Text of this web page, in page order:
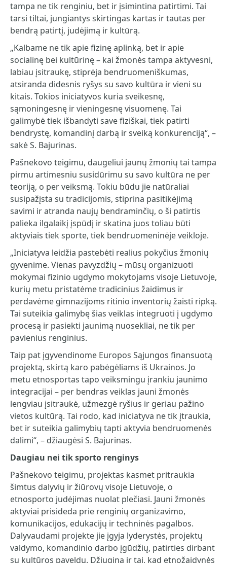
tampa ne tik renginiu, bet ir įsimintina patirtimi. Tai
tarsi tiltai, jungiantys skirtingas kartas ir tautas per
bendrą patirtį, judėjimą ir kultūrą.
„Kalbame ne tik apie fizinę aplinką, bet ir apie
socialinę bei kultūrinę – kai žmonės tampa aktyvesni,
labiau įsitraukę, stiprėja bendruomeniškumas,
atsiranda didesnis ryšys su savo kultūra ir vieni su
kitais. Tokios iniciatyvos kuria sveikesnę,
sąmoningesnę ir vieningesnę visuomenę. Tai
galimybė tiek išbandyti save fiziškai, tiek patirti
bendrystę, komandinį darbą ir sveiką konkurenciją“, –
sakė S. Bajurinas.
Pašnekovo teigimu, daugeliui jaunų žmonių tai tampa
pirmu artimesniu susidūrimu su savo kultūra ne per
teoriją, o per veiksmą. Tokiu būdu jie natūraliai
susipažįsta su tradicijomis, stiprina pasitikėjimą
savimi ir atranda naujų bendraminčių, o ši patirtis
palieka ilgalaikį įspūdį ir skatina juos toliau būti
aktyviais tiek sporte, tiek bendruomeninėje veikloje.
„Iniciatyva leidžia pastebėti realius pokyčius žmonių
gyvenime. Vienas pavyzdžių – mūsų organizuoti
mokymai fizinio ugdymo mokytojams visoje Lietuvoje,
kurių metu pristatėme tradicinius žaidimus ir
perdavėme gimnazijoms ritinio inventorių žaisti ripką.
Tai suteikia galimybę šias veiklas integruoti į ugdymo
procesą ir pasiekti jaunimą nuosekliai, ne tik per
pavienius renginius.
Taip pat įgyvendinome Europos Sąjungos finansuotą
projektą, skirtą karo pabėgėliams iš Ukrainos. Jo
metu etnosportas tapo veiksmingu įrankiu jaunimo
integracijai – per bendras veiklas jauni žmonės
lengviau įsitraukė, užmezgė ryšius ir geriau pažino
vietos kultūrą. Tai rodo, kad iniciatyva ne tik įtraukia,
bet ir suteikia galimybių tapti aktyvia bendruomenės
dalimi“, – džiaugėsi S. Bajurinas.
Daugiau nei tik sporto renginys
Pašnekovo teigimu, projektas kasmet pritraukia
šimtus dalyvių ir žiūrovų visoje Lietuvoje, o
etnosporto judėjimas nuolat plečiasi. Jauni žmonės
aktyviai prisideda prie renginių organizavimo,
komunikacijos, edukacijų ir techninės pagalbos.
Dalyvaudami projekte jie įgyja lyderystės, projektų
valdymo, komandinio darbo įgūdžių, patirties dirbant
su kultūros paveldu. Džiugina ir tai, kad etnožaidynės